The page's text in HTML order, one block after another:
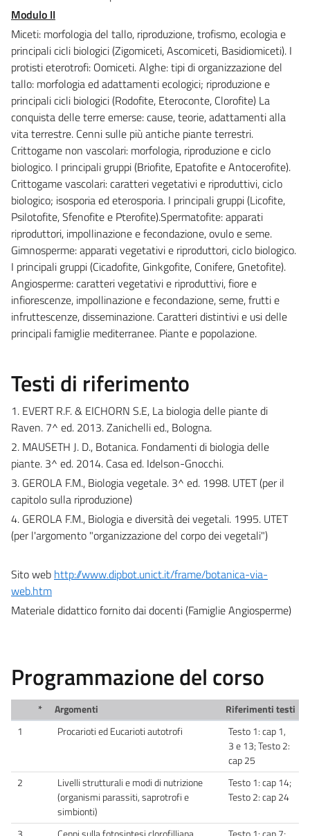
Modulo II
Miceti: morfologia del tallo, riproduzione, trofismo, ecologia e
principali cicli biologici (Zigomiceti, Ascomiceti, Basidiomiceti). I
protisti eterotrofi: Oomiceti. Alghe: tipi di organizzazione del
tallo: morfologia ed adattamenti ecologici; riproduzione e
principali cicli biologici (Rodofite, Eteroconte, Clorofite) La
conquista delle terre emerse: cause, teorie, adattamenti alla
vita terrestre. Cenni sulle più antiche piante terrestri.
Crittogame non vascolari: morfologia, riproduzione e ciclo
biologico. I principali gruppi (Briofite, Epatofite e Antocerofite).
Crittogame vascolari: caratteri vegetativi e riproduttivi, ciclo
biologico; isosporia ed eterosporia. I principali gruppi (Licofite,
Psilotofite, Sfenofite e Pterofite).Spermatofite: apparati
riproduttori, impollinazione e fecondazione, ovulo e seme.
Gimnosperme: apparati vegetativi e riproduttori, ciclo biologico.
I principali gruppi (Cicadofite, Ginkgofite, Conifere, Gnetofite).
Angiosperme: caratteri vegetativi e riproduttivi, fiore e
infiorescenze, impollinazione e fecondazione, seme, frutti e
infruttescenze, disseminazione. Caratteri distintivi e usi delle
principali famiglie mediterranee. Piante e popolazione.
Testi di riferimento
1. EVERT R.F. & EICHORN S.E, La biologia delle piante di
Raven. 7^ ed. 2013. Zanichelli ed., Bologna.
2. MAUSETH J. D., Botanica. Fondamenti di biologia delle
piante. 3^ ed. 2014. Casa ed. Idelson-Gnocchi.
3. GEROLA F.M., Biologia vegetale. 3^ ed. 1998. UTET (per il
capitolo sulla riproduzione)
4. GEROLA F.M., Biologia e diversità dei vegetali. 1995. UTET
(per l'argomento "organizzazione del corpo dei vegetali")
Sito web http://www.dipbot.unict.it/frame/botanica-via-
web.htm
Materiale didattico fornito dai docenti (Famiglie Angiosperme)
Programmazione del corso
* Argomenti
Riferimenti testi
1
Procarioti ed Eucarioti autotrofi
Testo 1: cap 1,
3 e 13; Testo 2:
cap 25
2
Livelli strutturali e modi di nutrizione
(organismi parassiti, saprotrofi e
simbionti)
Testo 1: cap 14;
Testo 2: cap 24